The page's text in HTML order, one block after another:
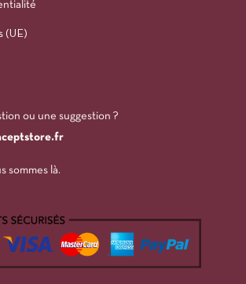
(UE)
ou une suggestion ?
sommes là.